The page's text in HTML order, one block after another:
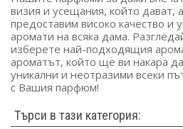
визия и усещания, който дават,
предоставим високо качество и
аромати на всяка дама.
изберете най-подходящия
ароматът, който ще ви накара
уникални и неотразими всеки
с Вашия парфюм!
Търси в тази категория: